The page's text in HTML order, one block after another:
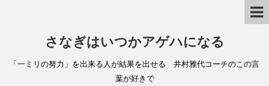
さなぎはいつかアゲハになる
「一ミリの努力」を出来る人が結果を出せる 井村雅代コーチのこの言
葉が好きで